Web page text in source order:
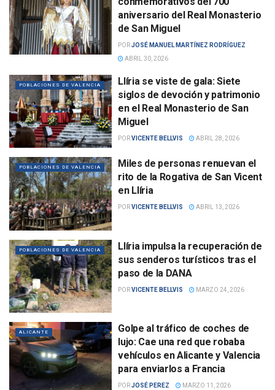
aniversario del Real Monasterio
de San Miguel
PORJOSÉ MANUEL MARTÍNEZ RODRÍGUEZ
ABRIL 30, 2026
POBLACIONES DE VALENCIA
Llíria se viste de gala: Siete
siglos de devoción y patrimonio
en el Real Monasterio de San
Miguel
PORVICENTE BELLVIS ABRIL 28, 2026
POBLACIONES DE VALENCIA
Miles de personas renuevan el
rito de la Rogativa de San Vicent
en Llíria
PORVICENTE BELLVIS ABRIL 13, 2026
POBLACIONES DE VALENCIA
Llíria impulsa la recuperación de
sus senderos turísticos tras el
paso de la DANA
PORVICENTE BELLVIS MARZO 24, 2026
ALICANTE
Golpe al tráfico de coches de
lujo: Cae una red que robaba
vehículos en Alicante y Valencia
para enviarlos a Francia
PORJOSÉ PEREZ MARZO 11, 2026